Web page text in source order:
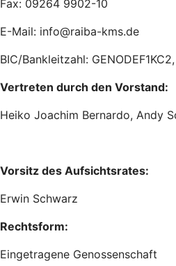
Fax: 09264 9902-10
E-Mail: info@raiba-kms.de
BIC/Bankleitzahl:
Vertreten durch den Vorstand:
Heiko Joachim Bernardo, Andy
Vorsitz des Aufsichtsrates:
Erwin Schwarz
Rechtsform:
Eingetragene Genossenschaft